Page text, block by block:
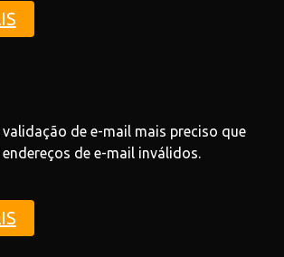
validação de e-mail mais preciso que
de e-mail inválidos.